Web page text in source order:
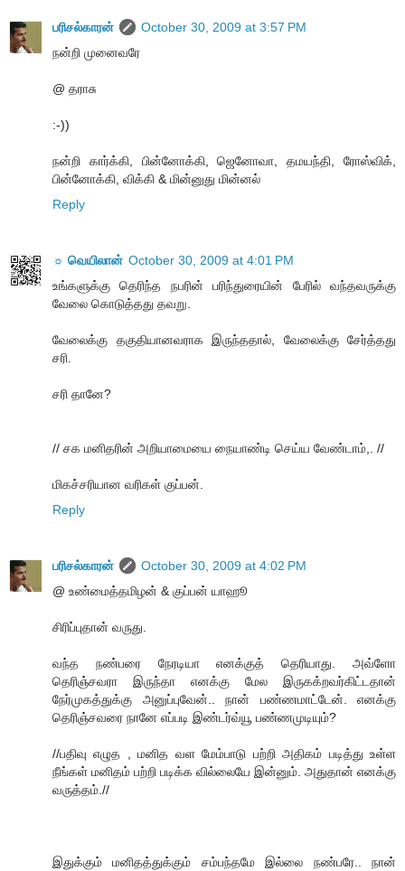
பரிசல்காரன்
October 30, 2009 at 3:57 PM
நன்றி முனைவரே
@ தராசு
:-))
நன்றி கார்க்கி, பின்னோக்கி, ஜெனோவா, தமயந்தி, ரோஸ்விக்,
பின்னோக்கி, விக்கி & மின்னுது மின்னல்
Reply
☼ வெயிலான் October 30, 2009 at 4:01 PM
உங்களுக்கு தெரிந்த நபரின் பரிந்துரையின் பேரில் வந்தவருக்கு
வேலை கொடுத்தது தவறு.
வேலைக்கு தகுதியானவராக இருந்ததால், வேலைக்கு சேர்த்தது
சரி.
சரி தானே?
// சக மனிதரின் அறியாமையை நையாண்டி செய்ய வேண்டாம்,. //
மிகச்சரியான வரிகள் குப்பன்.
Reply
பரிசல்காரன்
October 30, 2009 at 4:02 PM
@ உண்மைத்தமிழன் & குப்பன் யாஹூ
சிரிப்புதான் வருது.
வந்த நண்பரை நேரடியா எனக்குத் தெரியாது. அவ்ளோ
தெரிஞ்சவரா இருந்தா எனக்கு மேல இருகக்றவர்கிட்டதான்
நேர்முகத்துக்கு அனுப்புவேன்.. நான் பண்ணமாட்டேன். எனக்கு
தெரிஞ்சவரை நானே எப்படி இண்டர்வ்யூ பண்ணமுடியும்?
//பதிவு எழுத , மனித வள மேம்பாடு பற்றி அதிகம் படித்து உள்ள
நீங்கள் மனிதம் பற்றி படிக்க வில்லையே இன்னும். அதுதான் எனக்கு
வருத்தம்.//
இதுக்கும் மனிதத்துக்கும் சம்பந்தமே இல்லை நண்பரே.. நான்